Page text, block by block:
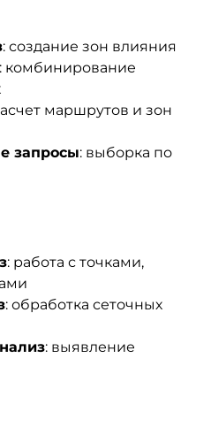
: создание зон влияния
: комбинирование
маршрутов и зон
запросы: выборка по
: работа с точками,
: обработка сеточных
: выявление